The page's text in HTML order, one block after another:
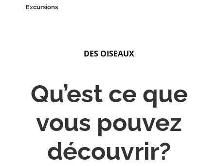
Excursions
DES OISEAUX
Qu’est ce que
vous pouvez
découvrir?